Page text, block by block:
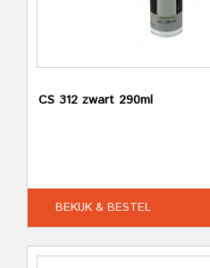
CS 312 zwart 290ml
BEKIJK & BESTEL